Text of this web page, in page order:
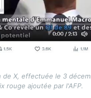
de X, effectuée le 3
rouge ajoutée par l'AFP.